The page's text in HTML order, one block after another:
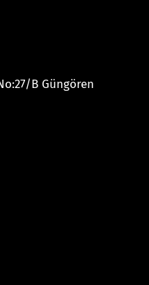
B Güngören